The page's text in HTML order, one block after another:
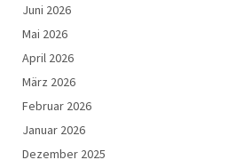
Juni 2026
Mai 2026
April 2026
März 2026
Februar 2026
Januar 2026
Dezember 2025